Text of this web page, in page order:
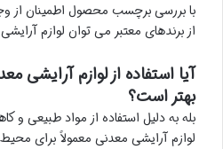
با بررسی برچسب محصول اطمینان از
از برندهای معتبر می توان لوازم
آیا استفاده از لوازم
بهتر است؟
بله به دلیل استفاده از مواد طبیعی و
لوازم آرایشی معدنی معمولاً برای